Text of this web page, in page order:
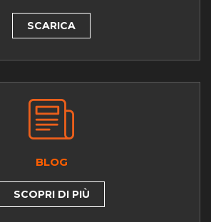
SCARICA
BLOG
SCOPRI DI PIÙ